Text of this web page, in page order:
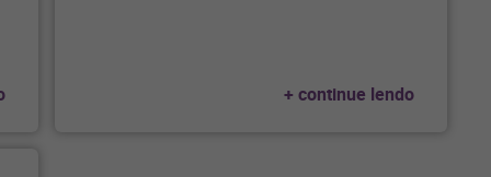
+ continue lendo